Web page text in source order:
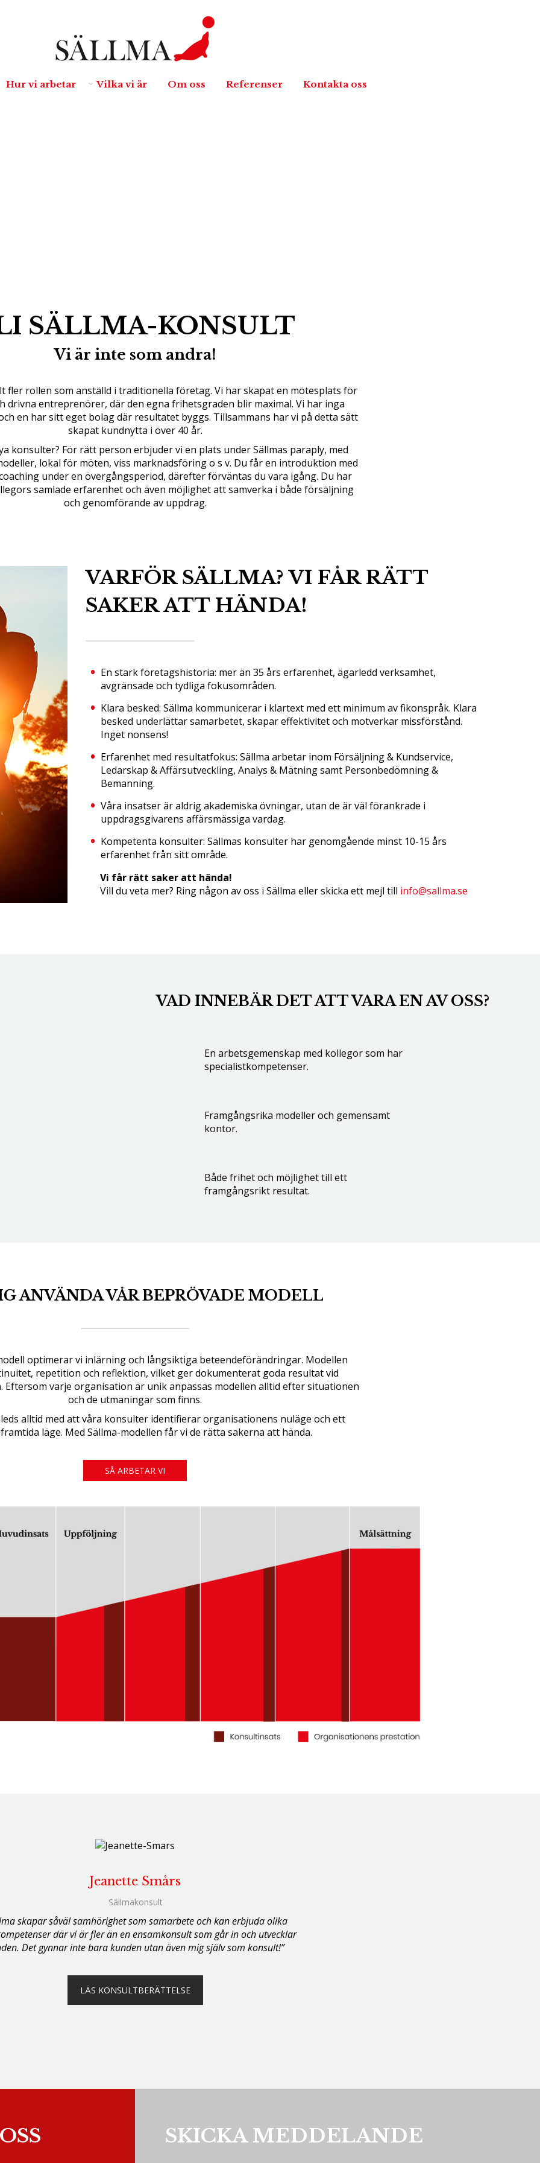
Hur vi arbetar Vilka vi är Om oss Referenser Kontakta oss
SÄLLMA-KONSULT
Vi är inte som andra!
fler rollen som anställd i traditionella företag. Vi har skapat en mötesplats för
drivna entreprenörer, där den egna frihetsgraden blir maximal. Vi har inga
en har sitt eget bolag där resultatet byggs. Tillsammans har vi på detta sätt
skapat kundnytta i över 40 år.
konsulter? För rätt person erbjuder vi en plats under Sällmas paraply, med
lokal för möten, viss marknadsföring o s v. Du får en introduktion med
under en övergångsperiod, därefter förväntas du vara igång. Du har
samlade erfarenhet och även möjlighet att samverka i både försäljning
och genomförande av uppdrag.
VARFÖR SÄLLMA? VI FÅR RÄTT
SAKER ATT HÄNDA!
En stark företagshistoria: mer än 35 års erfarenhet, ägarledd verksamhet,
avgränsade och tydliga fokusområden.
Klara besked: Sällma kommunicerar i klartext med ett minimum av fikonspråk. Klara
besked underlättar samarbetet, skapar effektivitet och motverkar missförstånd.
Inget nonsens!
Erfarenhet med resultatfokus: Sällma arbetar inom Försäljning & Kundservice,
Ledarskap & Affärsutveckling, Analys & Mätning samt Personbedömning &
Bemanning.
Våra insatser är aldrig akademiska övningar, utan de är väl förankrade i
uppdragsgivarens affärsmässiga vardag.
Kompetenta konsulter: Sällmas konsulter har genomgående minst 10-15 års
erfarenhet från sitt område.
Vi får rätt saker att hända!
Vill du veta mer? Ring någon av oss i Sällma eller skicka ett mejl till info@sallma.se
VAD INNEBÄR DET ATT VARA EN AV OSS?
En arbetsgemenskap med kollegor som har
specialistkompetenser.
Framgångsrika modeller och gemensamt
kontor.
Både frihet och möjlighet till ett
framgångsrikt resultat.
ANVÄNDA VÅR BEPRÖVADE MODELL
optimerar vi inlärning och långsiktiga beteendeförändringar. Modellen
repetition och reflektion, vilket ger dokumenterat goda resultat vid
varje organisation är unik anpassas modellen alltid efter situationen
och de utmaningar som finns.
alltid med att våra konsulter identifierar organisationens nuläge och ett
läge. Med Sällma-modellen får vi de rätta sakerna att hända.
SÅ ARBETAR VI
Jeanette Smårs
Sällmakonsult
skapar såväl samhörighet som samarbete och kan erbjuda olika
där vi är fler än en ensamkonsult som går in och utvecklar
Det gynnar inte bara kunden utan även mig själv som konsult!”
LÄS KONSULTBERÄTTELSE
SKICKA MEDDELANDE